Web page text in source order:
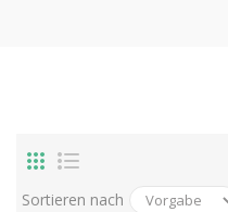
Sortieren nach